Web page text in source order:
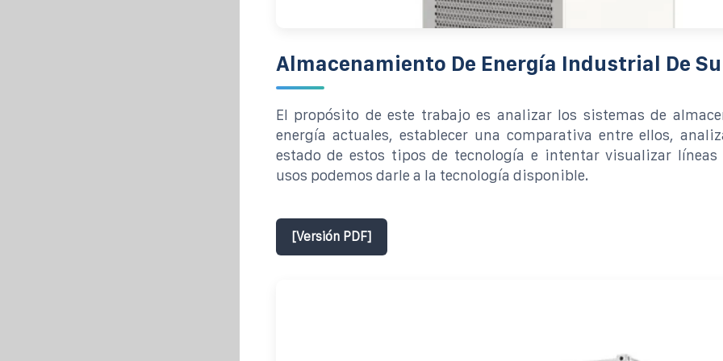
Almacenamiento De Energía Industrial De
El propósito de este trabajo es analizar los sistemas de
energía actuales, establecer una comparativa entre ellos,
estado de estos tipos de tecnología e intentar visualizar
usos podemos darle a la tecnología disponible.
[Versión PDF]